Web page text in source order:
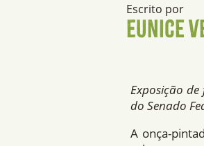
Escrito por
Eunice
Exposição
do Senado
A onça-